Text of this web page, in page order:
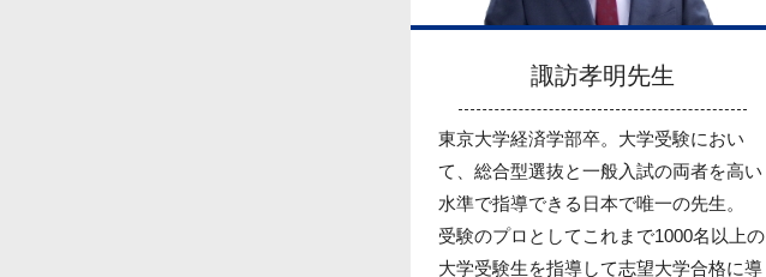
諏訪孝明先生
東京大学経済学部卒。大学受験におい
て、総合型選抜と一般入試の両者を高い
水準で指導できる日本で唯一の先生。
受験のプロとしてこれまで1000名以上の
大学受験生を指導して志望大学合格に導